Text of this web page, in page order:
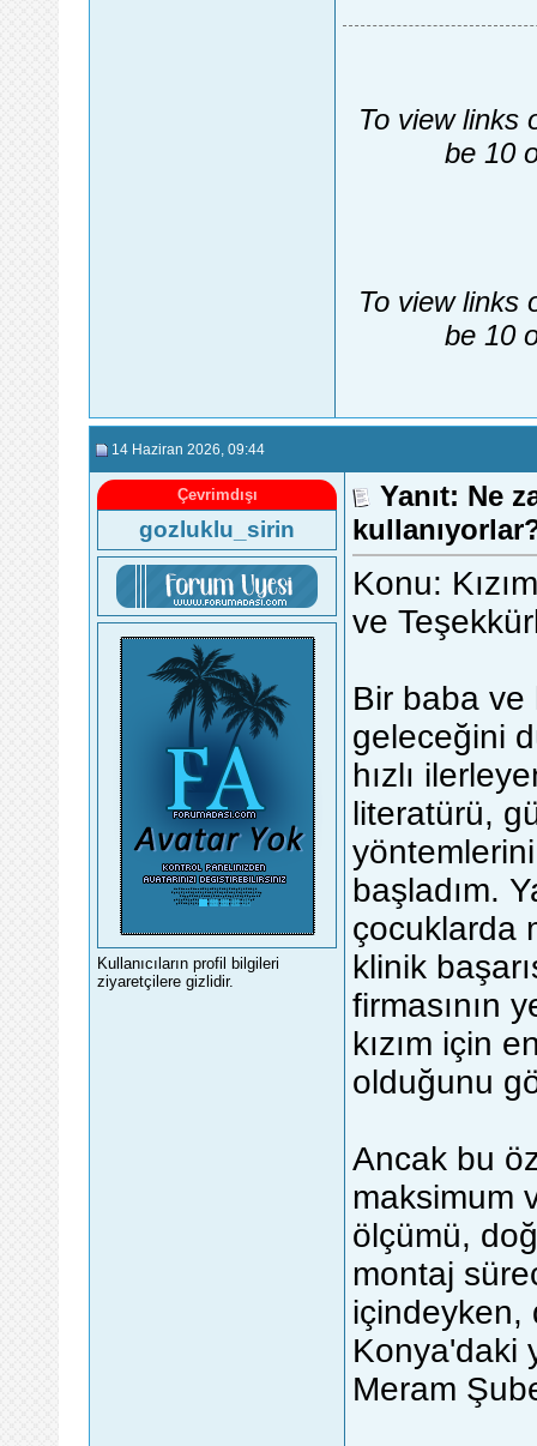
To view links
be 10
To view links
be 10
14 Haziran 2026 , 09:44
Çevrimdışı
gozluklu_sirin
Kullanıcıların profil bilgileri
ziyaretçilere gizlidir.
Yanıt: Ne
Konu:
ve
Bir baba ve
geleceğini
hızlı
literatürü,
başladım.
çocuklarda
klinik
firmasının
kızım için
olduğunu
Ancak bu
maksimum
ölçümü,
montaj
içindeyken,
Konya'daki
Meram